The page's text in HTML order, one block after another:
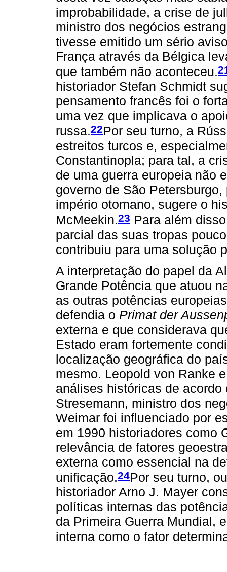
improbabilidade, a crise de
ministro dos negócios
tivesse emitido um sério
França através da Bélgica
que também não aconteceu.
historiador Stefan Schmidt
pensamento francês foi o
uma vez que implicava o
russa.22Por seu turno, a
estreitos turcos e,
Constantinopla; para tal, a
de uma guerra europeia não
governo de São
império otomano, sugere o
McMeekin.23 Para além
parcial das suas tropas
contribuiu para uma solução
A interpretação do papel da
Grande Potência que atuou
as outras potências
defendia o Primat der
externa e que considerava
Estado eram fortemente
localização geográfica do
mesmo. Leopold von Ranke
análises históricas de
Stresemann, ministro dos
Weimar foi influenciado por
em 1990 historiadores como
relevância de fatores
externa como essencial na
unificação.24Por seu turno,
historiador Arno J. Mayer
políticas internas das
da Primeira Guerra Mundial,
interna como o fator